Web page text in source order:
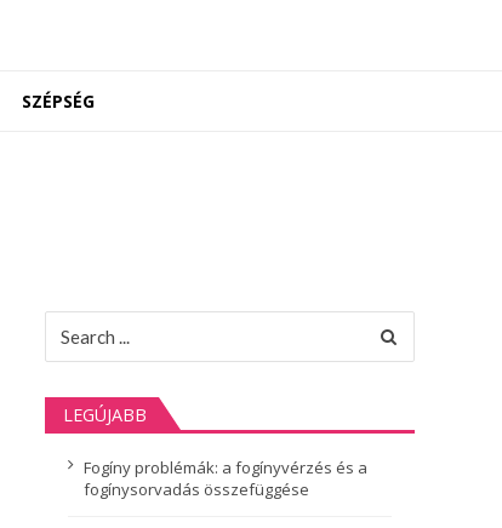
SZÉPSÉG
for:
LEGÚJABB
Fogíny problémák: a fogínyvérzés és a
fogínysorvadás összefüggése